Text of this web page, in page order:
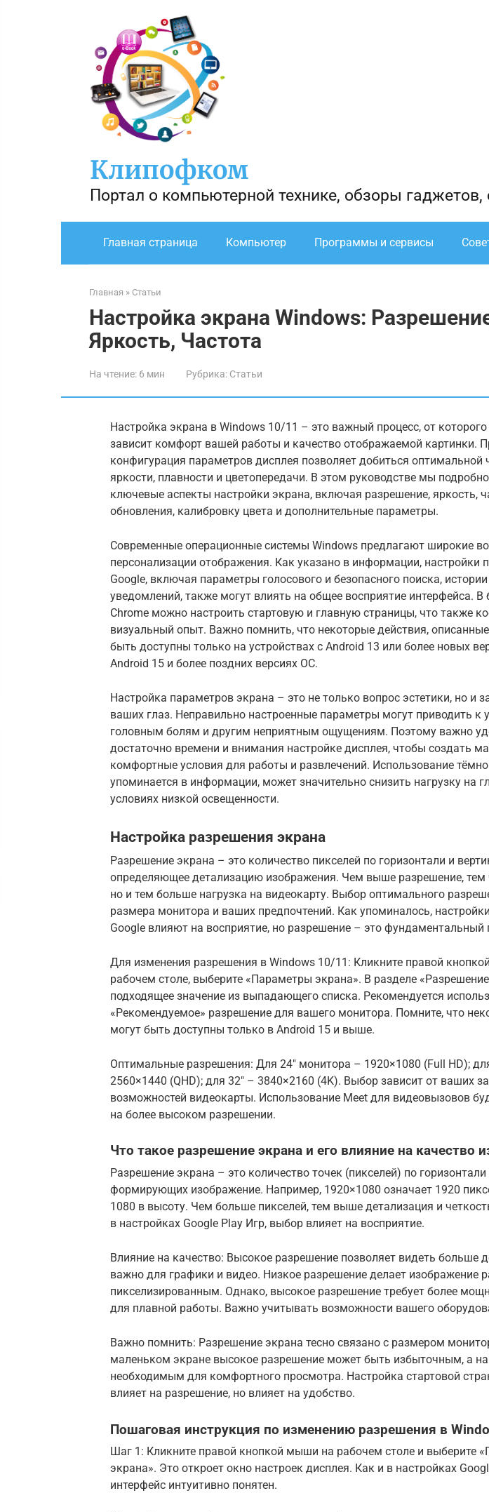
Клипофком
Портал о компьютерной технике, обзоры
Главная страница Компьютер Программы и сервисы
Главная » Статьи
Настройка экрана Windows:
Яркость, Частота
На чтение: 6 мин Рубрика: Статьи
Настройка экрана в Windows 10/11 – это важный процесс, от
зависит комфорт вашей работы и качество отображаемой картинки.
конфигурация параметров дисплея позволяет добиться оптимальной
яркости, плавности и цветопередачи. В этом руководстве мы
ключевые аспекты настройки экрана, включая разрешение, яркость,
обновления, калибровку цвета и дополнительные параметры.
Современные операционные системы Windows предлагают широкие
персонализации отображения. Как указано в информации, настройки
Google, включая параметры голосового и безопасного поиска,
уведомлений, также могут влиять на общее восприятие интерфейса. В
Chrome можно настроить стартовую и главную страницы, что также
визуальный опыт. Важно помнить, что некоторые действия, описанные
быть доступны только на устройствах с Android 13 или более новых
Android 15 и более поздних версиях ОС.
Настройка параметров экрана – это не только вопрос эстетики, но и
ваших глаз. Неправильно настроенные параметры могут приводить к
головным болям и другим неприятным ощущениям. Поэтому важно
достаточно времени и внимания настройке дисплея, чтобы создать
комфортные условия для работы и развлечений. Использование
упоминается в информации, может значительно снизить нагрузку на
условиях низкой освещенности.
Настройка разрешения экрана
Разрешение экрана – это количество пикселей по горизонтали и
определяющее детализацию изображения. Чем выше разрешение, тем
но и тем больше нагрузка на видеокарту. Выбор оптимального
размера монитора и ваших предпочтений. Как упоминалось,
Google влияют на восприятие, но разрешение – это фундаментальный
Для изменения разрешения в Windows 10/11: Кликните правой
рабочем столе, выберите «Параметры экрана». В разделе
подходящее значение из выпадающего списка. Рекомендуется
«Рекомендуемое» разрешение для вашего монитора. Помните, что
могут быть доступны только в Android 15 и выше.
Оптимальные разрешения: Для 24″ монитора – 1920×1080 (Full HD);
2560×1440 (QHD); для 32″ – 3840×2160 (4K). Выбор зависит от ваших
возможностей видеокарты. Использование Meet для видеовызовов
на более высоком разрешении.
Что такое разрешение экрана и его влияние на качество
Разрешение экрана – это количество точек (пикселей) по горизонтали
формирующих изображение. Например, 1920×1080 означает 1920
1080 в высоту. Чем больше пикселей, тем выше детализация и
в настройках Google Play Игр, выбор влияет на восприятие.
Влияние на качество: Высокое разрешение позволяет видеть больше
важно для графики и видео. Низкое разрешение делает изображение
пикселизированным. Однако, высокое разрешение требует более
для плавной работы. Важно учитывать возможности вашего
Важно помнить: Разрешение экрана тесно связано с размером
маленьком экране высокое разрешение может быть избыточным, а
необходимым для комфортного просмотра. Настройка стартовой
влияет на разрешение, но влияет на удобство.
Пошаговая инструкция по изменению разрешения в
Шаг 1: Кликните правой кнопкой мыши на рабочем столе и выберите
экрана». Это откроет окно настроек дисплея. Как и в настройках
интерфейс интуитивно понятен.